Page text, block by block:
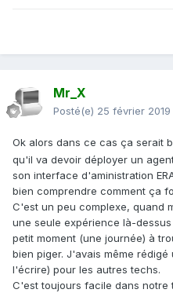
Mr_X
Posté(e) 25 février 2019
Ok alors dans ce cas ça serait
qu'il va devoir déployer un
son interface d'aministration
bien comprendre comment ça
C'est un peu complexe, quand
une seule expérience là-
petit moment (une journée) à
bien piger. J'avais même
l'écrire) pour les autres techs.
C'est toujours facile dans notre